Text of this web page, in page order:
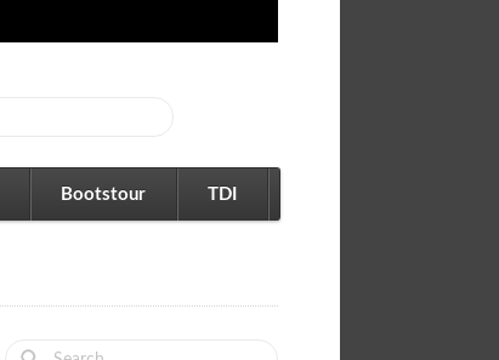
Bootstour TDI